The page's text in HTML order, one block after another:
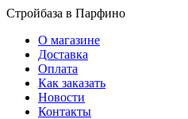
Стройбаза в Парфино
О магазине
Доставка
Оплата
Как заказать
Новости
Контакты